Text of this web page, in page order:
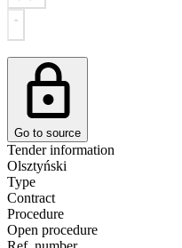
Go to source
Tender information
Olsztyński
Type
Contract
Procedure
Open procedure